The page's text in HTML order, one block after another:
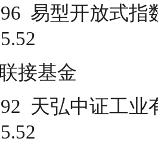
易型开放式指
联接基金
天弘中证工